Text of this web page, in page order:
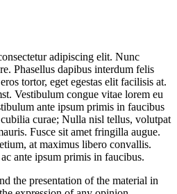
adipiscing elit. Nunc
Phasellus dapibus interdum felis
tortor, eget egestas elit facilisis at.
Vestibulum congue vitae lorem eu
ante ipsum primis in faucibus
curae; Nulla nisl tellus, volutpat
Fusce sit amet fringilla augue.
at maximus libero convallis.
ante ipsum primis in faucibus.
the presentation of the material in